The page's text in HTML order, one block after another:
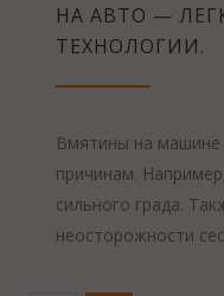
НА АВТО —
ТЕХНОЛОГИИ.
Вмятины на
причинам.
сильного града.
неосторожности